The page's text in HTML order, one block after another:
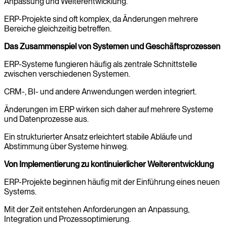
ERP-Projekte sind oft komplex, da Änderungen mehrere
Bereiche gleichzeitig betreffen.
Das Zusammenspiel von Systemen und Geschäftsprozessen
ERP-Systeme fungieren häufig als zentrale Schnittstelle
zwischen verschiedenen Systemen.
CRM-, BI- und andere Anwendungen werden integriert.
Änderungen im ERP wirken sich daher auf mehrere Systeme
und Datenprozesse aus.
Ein strukturierter Ansatz erleichtert stabile Abläufe und
Abstimmung über Systeme hinweg.
Von Implementierung zu kontinuierlicher Weiterentwicklung
ERP-Projekte beginnen häufig mit der Einführung eines neuen
Systems.
Mit der Zeit entstehen Anforderungen an Anpassung,
Integration und Prozessoptimierung.